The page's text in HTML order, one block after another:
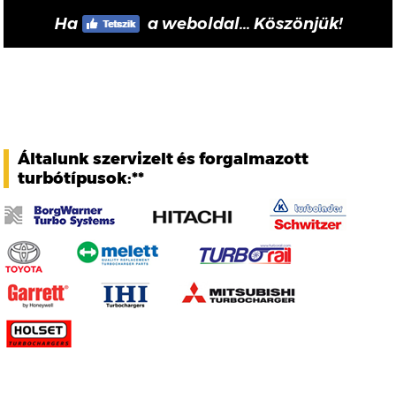
Ha a weboldal... Köszönjük!
Általunk szervizelt és forgalmazott
turbótípusok:**